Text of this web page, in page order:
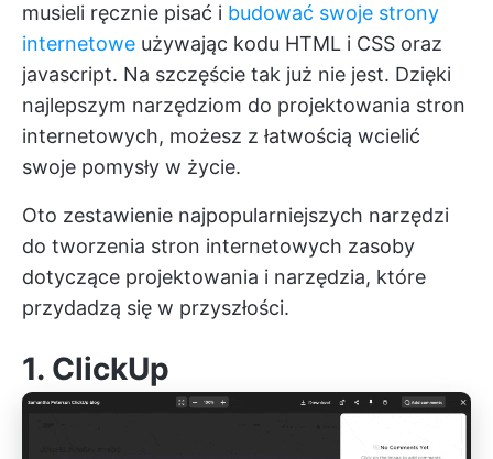
musieli ręcznie pisać i budować swoje strony
internetowe używając kodu HTML i CSS oraz
javascript. Na szczęście tak już nie jest. Dzięki
najlepszym narzędziom do projektowania stron
internetowych, możesz z łatwością wcielić
swoje pomysły w życie.
Oto zestawienie najpopularniejszych narzędzi
do tworzenia stron internetowych zasoby
dotyczące projektowania i narzędzia, które
przydadzą się w przyszłości.
1. ClickUp